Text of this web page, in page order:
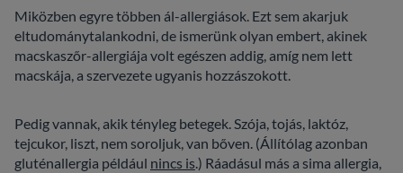
Miközben egyre többen ál-allergiások. Ezt sem akarjuk
eltudománytalankodni, de ismerünk olyan embert, akinek
macskaszőr-allergiája volt egészen addig, amíg nem lett
macskája, a szervezete ugyanis hozzászokott.
Pedig vannak, akik tényleg betegek. Szója, tojás, laktóz,
tejcukor, liszt, nem soroljuk, van bőven. (Állítólag azonban
gluténallergia például nincs is.) Ráadásul más a sima allergia,